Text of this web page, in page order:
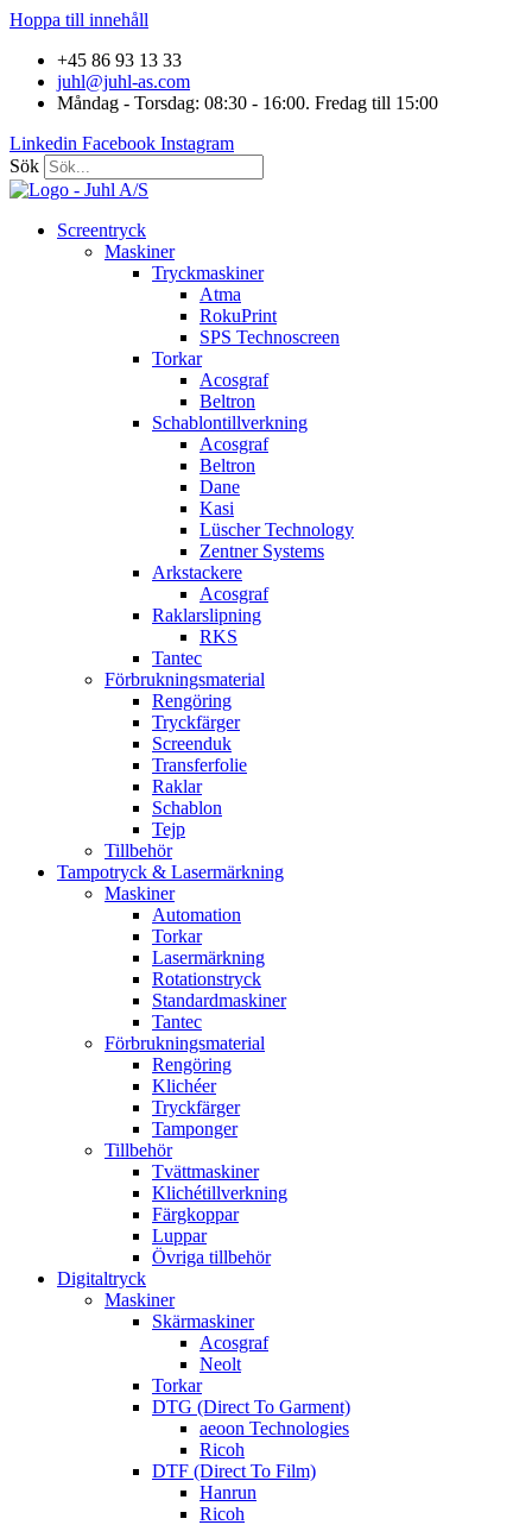
Hoppa till innehåll
+45 86 93 13 33
juhl@juhl-as.com
Måndag - Torsdag: 08:30 - 16:00. Fredag till 15:00
Linkedin Facebook Instagram
Sök
Screentryck
Maskiner
Tryckmaskiner
Atma
RokuPrint
SPS Technoscreen
Torkar
Acosgraf
Beltron
Schablontillverkning
Acosgraf
Beltron
Dane
Kasi
Lüscher Technology
Zentner Systems
Arkstackere
Acosgraf
Raklarslipning
RKS
Tantec
Förbrukningsmaterial
Rengöring
Tryckfärger
Screenduk
Transferfolie
Raklar
Schablon
Tejp
Tillbehör
Tampotryck & Lasermärkning
Maskiner
Automation
Torkar
Lasermärkning
Rotationstryck
Standardmaskiner
Tantec
Förbrukningsmaterial
Rengöring
Klichéer
Tryckfärger
Tamponger
Tillbehör
Tvättmaskiner
Klichétillverkning
Färgkoppar
Luppar
Övriga tillbehör
Digitaltryck
Maskiner
Skärmaskiner
Acosgraf
Neolt
Torkar
DTG (Direct To Garment)
aeoon Technologies
Ricoh
DTF (Direct To Film)
Hanrun
Ricoh